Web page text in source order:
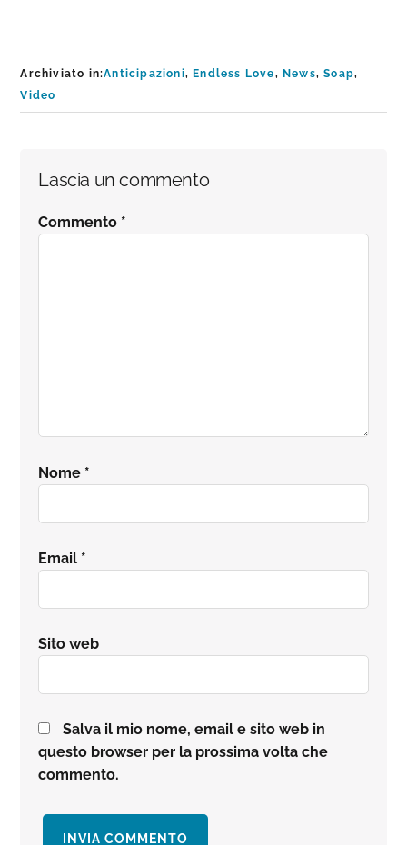
Archiviato in:Anticipazioni,Endless Love,News,Soap,
Video
Interazioni
del
Lascia un commento
Commento *
Nome *
Email *
Sito web
Salva il mio nome, email e sito web in
questo browser per la prossima volta che
commento.